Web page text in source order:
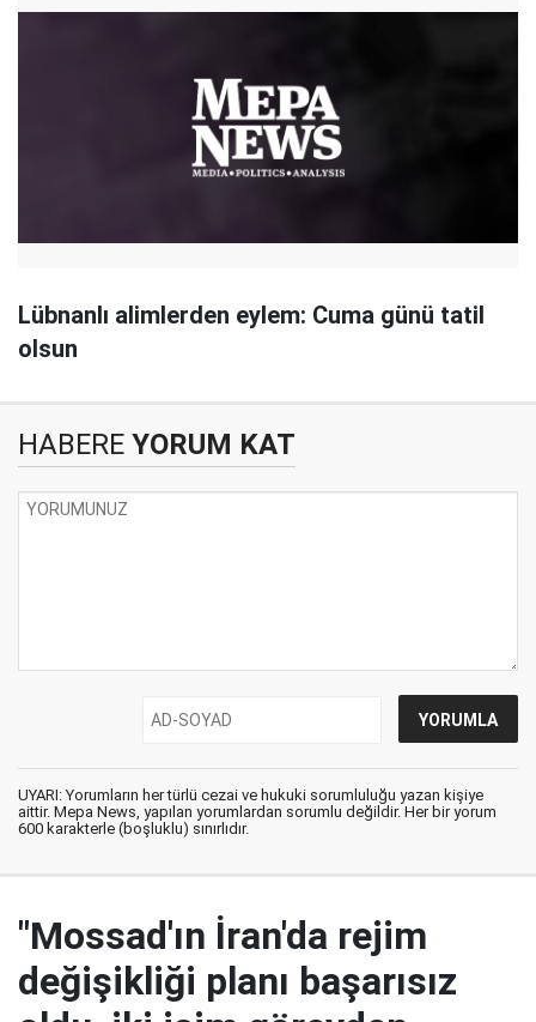
Lübnanlı alimlerden eylem: Cuma günü tatil
olsun
HABERE YORUM KAT
UYARI: Yorumların her türlü cezai ve hukuki sorumluluğu yazan kişiye
aittir. Mepa News, yapılan yorumlardan sorumlu değildir. Her bir yorum
600 karakterle (boşluklu) sınırlıdır.
"Mossad'ın İran'da rejim
değişikliği planı başarısız